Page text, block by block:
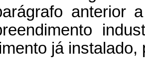
anterior
já